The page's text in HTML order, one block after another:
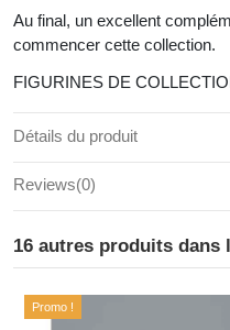
Au final, un excellent
commencer cette collection.
FIGURINES DE
Détails du produit
Reviews(0)
16 autres produits dans
Promo !